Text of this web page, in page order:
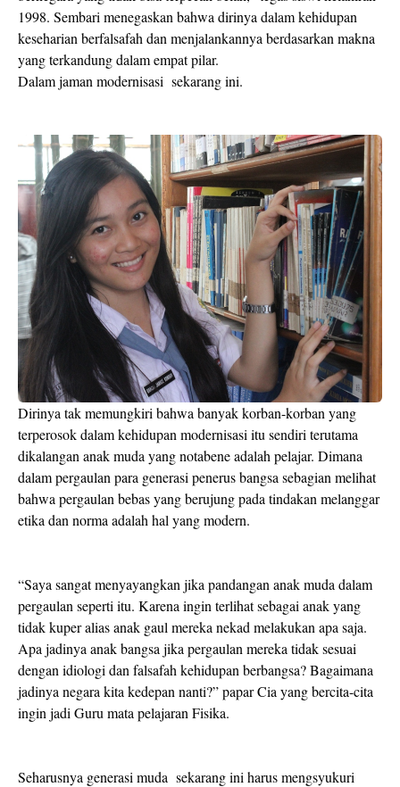
1998. Sembari menegaskan bahwa dirinya dalam kehidupan
keseharian berfalsafah dan menjalankannya berdasarkan makna
yang terkandung dalam empat pilar.
Dalam jaman modernisasi sekarang ini.
Dirinya tak memungkiri bahwa banyak korban-korban yang
terperosok dalam kehidupan modernisasi itu sendiri terutama
dikalangan anak muda yang notabene adalah pelajar. Dimana
dalam pergaulan para generasi penerus bangsa sebagian melihat
bahwa pergaulan bebas yang berujung pada tindakan melanggar
etika dan norma adalah hal yang modern.
“Saya sangat menyayangkan jika pandangan anak muda dalam
pergaulan seperti itu. Karena ingin terlihat sebagai anak yang
tidak kuper alias anak gaul mereka nekad melakukan apa saja.
Apa jadinya anak bangsa jika pergaulan mereka tidak sesuai
dengan idiologi dan falsafah kehidupan berbangsa? Bagaimana
jadinya negara kita kedepan nanti?” papar Cia yang bercita-cita
ingin jadi Guru mata pelajaran Fisika.
Seharusnya generasi muda sekarang ini harus mengsyukuri